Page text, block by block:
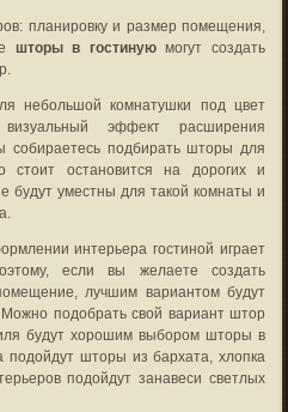
планировку и размер помещения,
шторы в гостинуюмогут создать
небольшой комнатушки под цвет
эффект расширения
собираетесь подбирать шторы для
стоит остановится на дорогих и
будут уместны для такой комнаты и
интерьера гостиной играет
если вы желаете создать
лучшим вариантом будут
подобрать свой вариант штор
будут хорошим выбором шторы в
подойдут шторы из бархата, хлопка
подойдут занавеси светлых